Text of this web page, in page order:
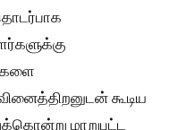
கூடிய
மாறுபட்ட